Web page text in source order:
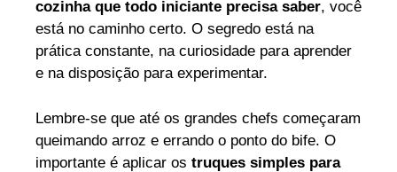
cozinha que todo iniciante precisa saber, você
está no caminho certo. O segredo está na
prática constante, na curiosidade para aprender
e na disposição para experimentar.
Lembre-se que até os grandes chefs começaram
queimando arroz e errando o ponto do bife. O
importante é aplicar os truques simples para